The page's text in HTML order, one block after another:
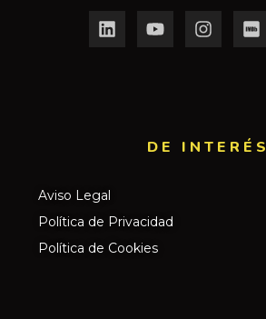
DE INTERÉS​
Aviso Legal
Política de Privacidad
Política de Cookies